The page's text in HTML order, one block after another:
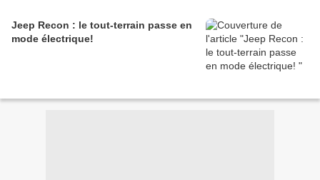
Jeep Recon : le tout-terrain passe en
mode électrique!